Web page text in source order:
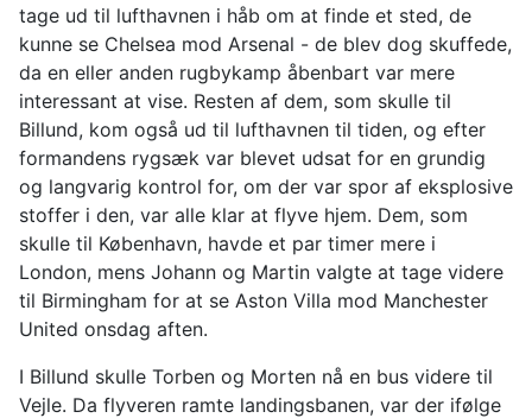
tage ud til lufthavnen i håb om at finde et sted, de
kunne se Chelsea mod Arsenal - de blev dog skuffede,
da en eller anden rugbykamp åbenbart var mere
interessant at vise. Resten af dem, som skulle til
Billund, kom også ud til lufthavnen til tiden, og efter
formandens rygsæk var blevet udsat for en grundig
og langvarig kontrol for, om der var spor af eksplosive
stoffer i den, var alle klar at flyve hjem. Dem, som
skulle til København, havde et par timer mere i
London, mens Johann og Martin valgte at tage videre
til Birmingham for at se Aston Villa mod Manchester
United onsdag aften.
I Billund skulle Torben og Morten nå en bus videre til
Vejle. Da flyveren ramte landingsbanen, var der ifølge